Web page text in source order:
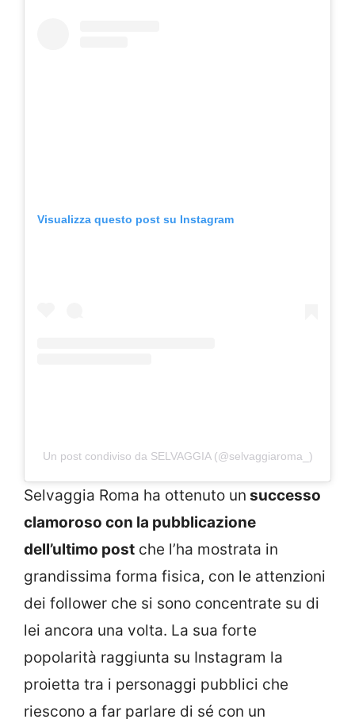
Visualizza questo post su Instagram
Un post condiviso da SELVAGGIA (@selvaggiaroma_)
Selvaggia Roma ha ottenuto un successo
clamoroso con la pubblicazione
dell’ultimo post che l’ha mostrata in
grandissima forma fisica, con le attenzioni
dei follower che si sono concentrate su di
lei ancora una volta. La sua forte
popolarità raggiunta su Instagram la
proietta tra i personaggi pubblici che
riescono a far parlare di sé con un